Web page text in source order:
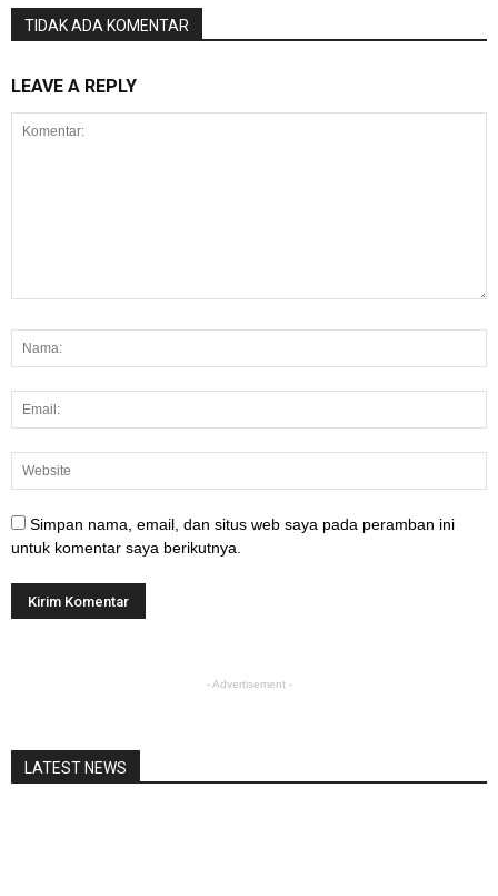
TIDAK ADA KOMENTAR
LEAVE A REPLY
Simpan nama, email, dan situs web saya pada peramban ini
untuk komentar saya berikutnya.
- Advertisement -
LATEST NEWS